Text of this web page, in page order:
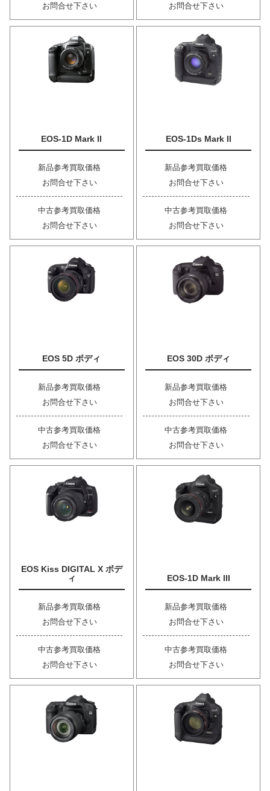
お問合せ下さい
お問合せ下さい
EOS-1D Mark II
新品参考買取価格
お問合せ下さい
中古参考買取価格
お問合せ下さい
EOS-1Ds Mark II
新品参考買取価格
お問合せ下さい
中古参考買取価格
お問合せ下さい
EOS 5D ボディ
新品参考買取価格
お問合せ下さい
中古参考買取価格
お問合せ下さい
EOS 30D ボディ
新品参考買取価格
お問合せ下さい
中古参考買取価格
お問合せ下さい
EOS Kiss DIGITAL X ボデ
ィ
新品参考買取価格
お問合せ下さい
中古参考買取価格
お問合せ下さい
EOS-1D Mark III
新品参考買取価格
お問合せ下さい
中古参考買取価格
お問合せ下さい